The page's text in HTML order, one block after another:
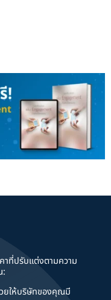
าที่ปรับแต่งตามความ
:
ยให้บริษัทของคุณมี